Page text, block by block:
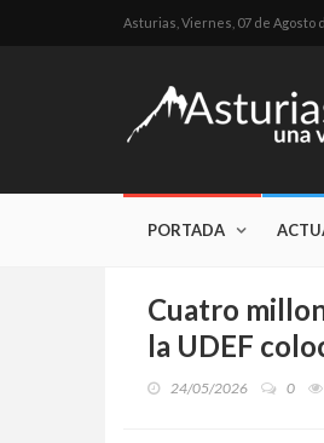
Asturias, Viernes, 07 de Agosto
PORTADA
Cuatro
la UDEF
24/05/2026 0